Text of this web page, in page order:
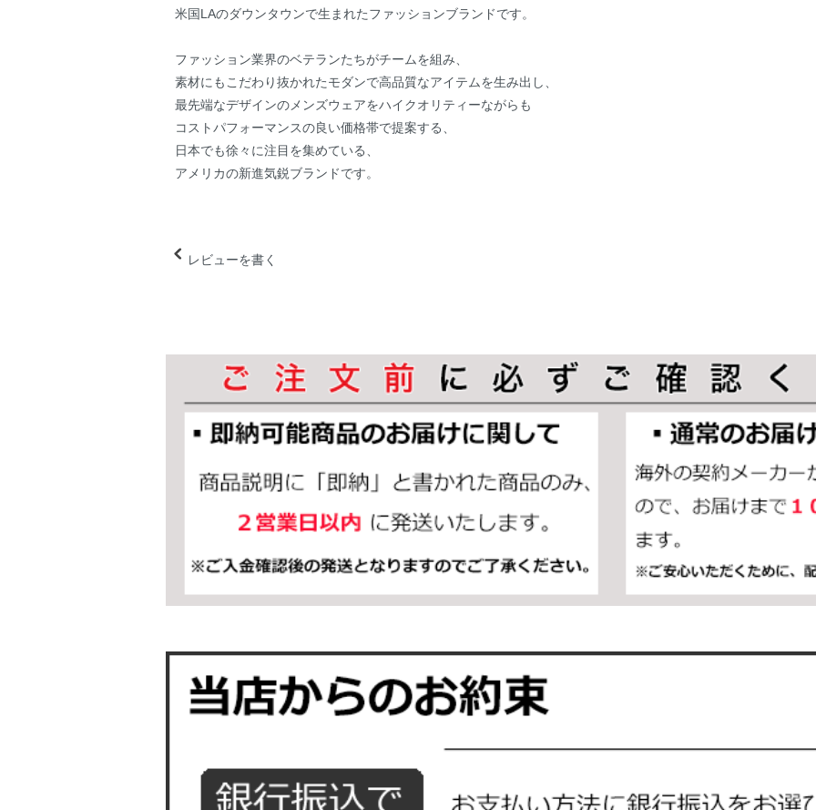
米国LAのダウンタウンで生まれたファッションブランドです。
ファッション業界のベテランたちがチームを組み、
素材にもこだわり抜かれたモダンで高品質なアイテムを生み出し、
最先端なデザインのメンズウェアをハイクオリティーながらも
コストパフォーマンスの良い価格帯で提案する、
日本でも徐々に注目を集めている、
アメリカの新進気鋭ブランドです。
レビューを書く